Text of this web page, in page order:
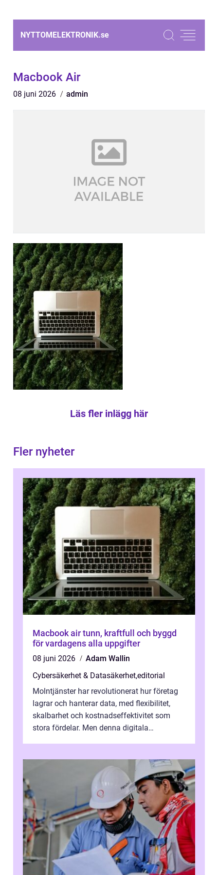
NYTTOMELEKTRONIK.se
Macbook Air
08 juni 2026 admin
Läs fler inlägg här
Fler nyheter
Macbook air tunn, kraftfull och byggd
för vardagens alla uppgifter
08 juni 2026
Adam Wallin
Cybersäkerhet & Datasäkerhet,editorial
Molntjänster har revolutionerat hur företag
lagrar och hanterar data, med flexibilitet,
skalbarhet och kostnadseffektivitet som
stora fördelar. Men denna digitala